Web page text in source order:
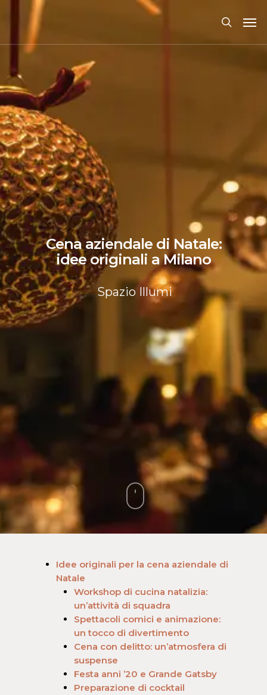
Cena aziendale di Natale:
idee originali a Milano
Spazio Illumi
Idee originali per la cena aziendale di
Natale
Workshop di cucina natalizia:
un’attività di squadra
Spettacoli comici e animazione:
un tocco di divertimento
Cena con delitto: un’atmosfera di
suspense
Festa anni ’20 e Grande Gatsby
Preparazione di cocktail